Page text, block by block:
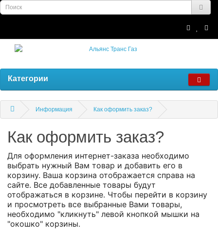
Категории
Информация Как оформить заказ?
Как оформить заказ?
Для оформления интернет-заказа необходимо
выбрать нужный Вам товар и добавить его в
корзину. Ваша корзина отображается справа на
сайте. Все добавленные товары будут
отображаться в корзине. Чтобы перейти в корзину
и просмотреть все выбранные Вами товары,
необходимо "кликнуть" левой кнопкой мышки на
"окошко" корзины.